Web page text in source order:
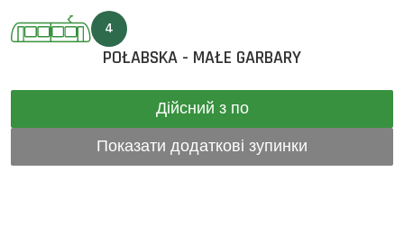
4
POŁABSKA - MAŁE GARBARY
Дійсний з по
Показати додаткові зупинки